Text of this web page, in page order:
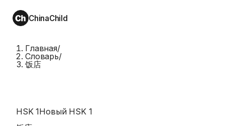
ChinaChild
Главная/
Словарь/
饭店
HSK 1Новый HSK 1